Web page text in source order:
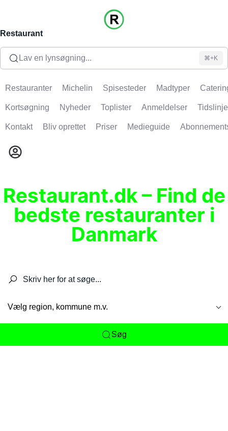
Restaurant
Lav en lynsøgning... ⌘+K
Restauranter Michelin Spisesteder Madtyper
Kortsøgning Nyheder Toplister Anmeldelser Tidslinje
Kontakt Bliv oprettet Priser Medieguide
Restaurant.dk – Find de
bedste restauranter i
Danmark
Vælg region, kommune m.v.
Søg